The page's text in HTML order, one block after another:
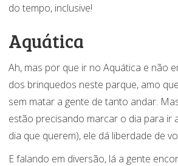
do tempo, inclusive!
Aquática
Ah, mas por que ir no Aquática e não
dos brinquedos neste parque, amo
sem matar a gente de tanto andar.
estão precisando marcar o dia para ir
dia que querem), ele dá liberdade de
E falando em diversão, lá a gente